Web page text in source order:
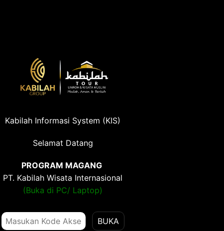
Kabilah Informasi System (KIS)
Selamat Datang
PROGRAM MAGANG
PT. Kabilah Wisata Internasional
(Buka di PC/ Laptop)